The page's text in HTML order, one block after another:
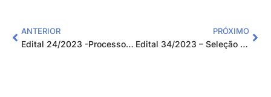
ANTERIOR
Edital 24/2023 -Processo Seletivo para contratação temporária de profissional multidisciplinar – Projeto FIC-EJA 2023
PRÓXIMO
Edital 34/2023 – Seleção de Instrutor de Aprendizagem para atuar no Projeto Arco Ocupacional Administrativo Programa Jovem Aprendiz de Elói Mendes/MG